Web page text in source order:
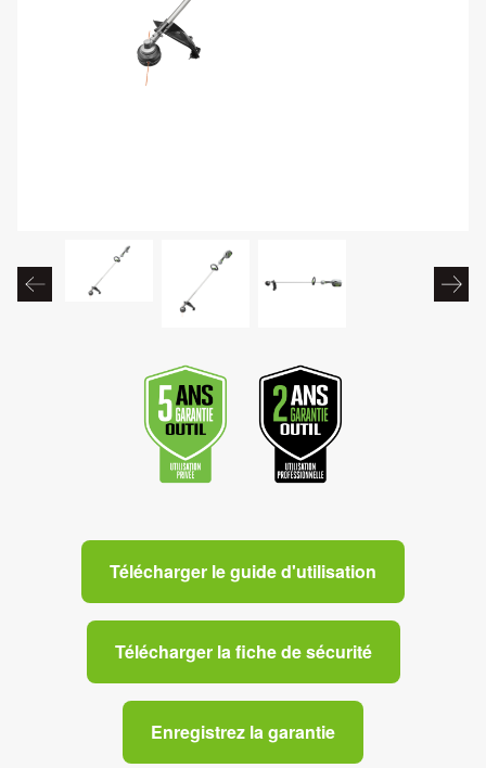
Télécharger le guide d'utilisation
Télécharger la fiche de sécurité
Enregistrez la garantie